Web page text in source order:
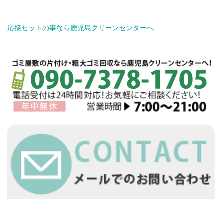
応接セットの事なら鹿児島クリーンセンターへ